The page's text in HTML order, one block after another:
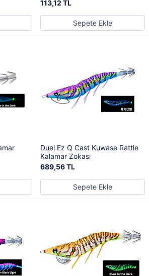
113,12 TL
Sepete Ekle
Duel Ez Q Cast Kuwase Rattle
Kalamar Zokası
689,56 TL
Sepete Ekle